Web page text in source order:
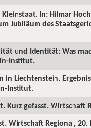
In: Hilmar
Jubiläum des
und Identität: Was
Institut.
Liechtenstein.
Institut.
gefasst. Wirtschaft
Wirtschaft Regional, 20.